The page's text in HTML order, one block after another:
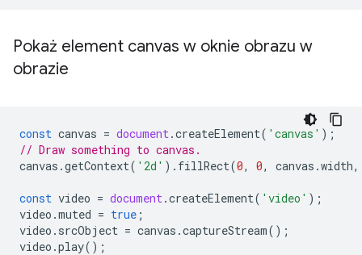
Pokaż element canvas w oknie obrazu w
obrazie
const canvas = document.createElement( 'canvas' );
// Draw something to canvas.
canvas .getContext( '2d' ). fillRect(0, 0, canvas .width,
const video = document.createElement( 'video' );
video .muted = true ;
video . srcObject = canvas .captureStream();
video .play();